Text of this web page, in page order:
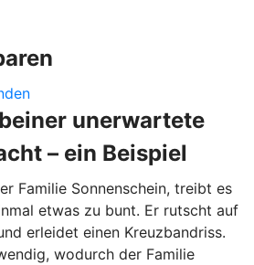
unerwartete
– ein Beispiel
Familie Sonnenschein, treibt es
etwas zu bunt. Er rutscht auf
erleidet einen Kreuzbandriss.
wodurch der Familie